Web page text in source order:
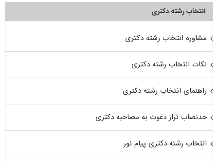
انتخاب رشته دکتری
مشاوره انتخاب رشته دکتری
نکات انتخاب رشته دکتری
راهنمای انتخاب رشته دکتری
حدنصاب تراز دعوت به مصاحبه دکتری
انتخاب رشته دکتری پیام نور